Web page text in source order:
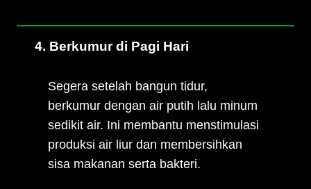
4. Berkumur di Pagi Hari
Segera setelah bangun tidur,
berkumur dengan air putih lalu minum
sedikit air. Ini membantu menstimulasi
produksi air liur dan membersihkan
sisa makanan serta bakteri.